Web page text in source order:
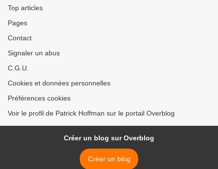
Top articles
Pages
Contact
Signaler un abus
C.G.U.
Cookies et données personnelles
Préférences cookies
Voir le profil de Patrick Hoffman sur le portail Overblog
Créer un blog sur Overblog
Créer un blog